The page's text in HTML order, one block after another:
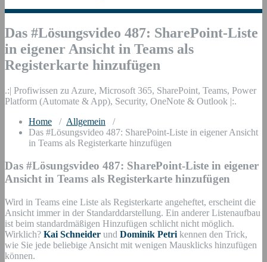
Das #Lösungsvideo 487: SharePoint-Liste
in eigener Ansicht in Teams als
Registerkarte hinzufügen
.:| Profiwissen zu Azure, Microsoft 365, SharePoint, Teams, Power
Platform (Automate & App), Security, OneNote & Outlook |:.
Home / Allgemein /
Das #Lösungsvideo 487: SharePoint-Liste in eigener Ansicht
in Teams als Registerkarte hinzufügen
Das #Lösungsvideo 487: SharePoint-Liste in eigener
Ansicht in Teams als Registerkarte hinzufügen
Wird in Teams eine Liste als Registerkarte angeheftet, erscheint die
Ansicht immer in der Standarddarstellung. Ein anderer Listenaufbau
ist beim standardmäßigen Hinzufügen schlicht nicht möglich.
Wirklich? Kai Schneider und Dominik Petri kennen den Trick,
wie Sie jede beliebige Ansicht mit wenigen Mausklicks hinzufügen
können.